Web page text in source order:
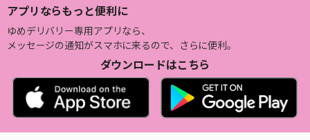
アプリならもっと便利に
ゆめデリバリー専用アプリなら、
メッセージの通知がスマホに来るので、さらに便利。
ダウンロードはこちら